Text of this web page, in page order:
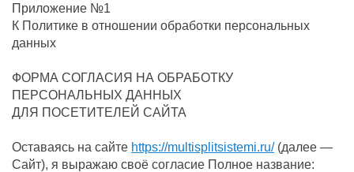
Приложение №1
К Политике в отношении обработки персональных
данных
ФОРМА СОГЛАСИЯ НА ОБРАБОТКУ
ПЕРСОНАЛЬНЫХ ДАННЫХ
ДЛЯ ПОСЕТИТЕЛЕЙ САЙТА
Оставаясь на сайте https://multisplitsistemi.ru/(далее —
Сайт), я выражаю своё согласие Полное название: